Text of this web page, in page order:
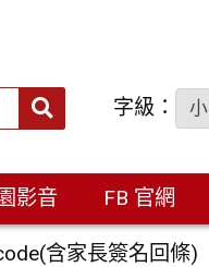
搜
字級： 小
影音 FB 官網
含家長簽名回條)